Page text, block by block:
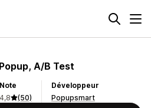
A/B Test
Note
4,8
(50)
Développeur
Popupsmart